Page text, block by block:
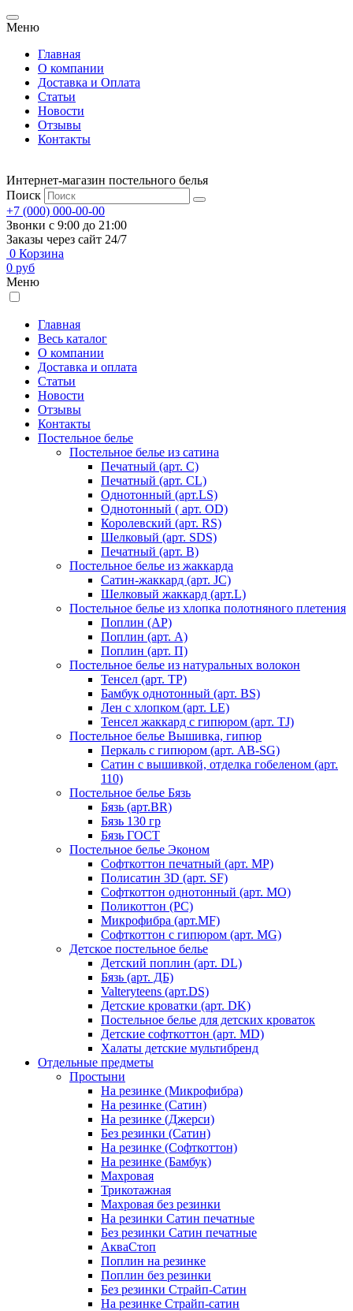
Меню
Главная
О компании
Доставка и Оплата
Статьи
Новости
Отзывы
Контакты
Интернет-магазин постельного белья
Поиск
+7 (000) 000-00-00
Звонки с 9:00 до 21:00
Заказы через сайт 24/7
0 Корзина
0 руб
Меню
Главная
Весь каталог
О компании
Доставка и оплата
Статьи
Новости
Отзывы
Контакты
Постельное белье
Постельное белье из сатина
Печатный (арт. С)
Печатный (арт. СL)
Однотонный (арт.LS)
Однотонный ( арт. OD)
Королевский (арт. RS)
Шелковый (арт. SDS)
Печатный (арт. В)
Постельное белье из жаккарда
Сатин-жаккард (арт. JC)
Шелковый жаккард (арт.L)
Постельное белье из хлопка полотняного плетения
Поплин (AP)
Поплин (арт. А)
Поплин (арт. П)
Постельное белье из натуральных волокон
Тенсел (арт. ТР)
Бамбук однотонный (арт. BS)
Лен с хлопком (арт. LE)
Тенсел жаккард с гипюром (арт. TJ)
Постельное белье Вышивка, гипюр
Перкаль с гипюром (арт. AB-SG)
Сатин с вышивкой, отделка гобеленом (арт.
110)
Постельное белье Бязь
Бязь (арт.BR)
Бязь 130 гр
Бязь ГОСТ
Постельное белье Эконом
Софткоттон печатный (арт. MР)
Полисатин 3D (арт. SF)
Софткоттон однотонный (арт. MO)
Поликоттон (PC)
Микрофибра (арт.MF)
Софткоттон с гипюром (арт. MG)
Детское постельное белье
Детский поплин (арт. DL)
Бязь (арт. ДБ)
Valteryteens (арт.DS)
Детские кроватки (арт. DK)
Постельное белье для детских кроваток
Детские софткоттон (арт. MD)
Халаты детские мультибренд
Отдельные предметы
Простыни
На резинке (Микрофибра)
На резинке (Сатин)
На резинке (Джерси)
Без резинки (Сатин)
На резинке (Софткоттон)
На резинке (Бамбук)
Махровая
Трикотажная
Махровая без резинки
На резинки Сатин печатные
Без резинки Сатин печатные
АкваСтоп
Поплин на резинке
Поплин без резинки
Без резинки Страйп-Сатин
На резинке Страйп-сатин